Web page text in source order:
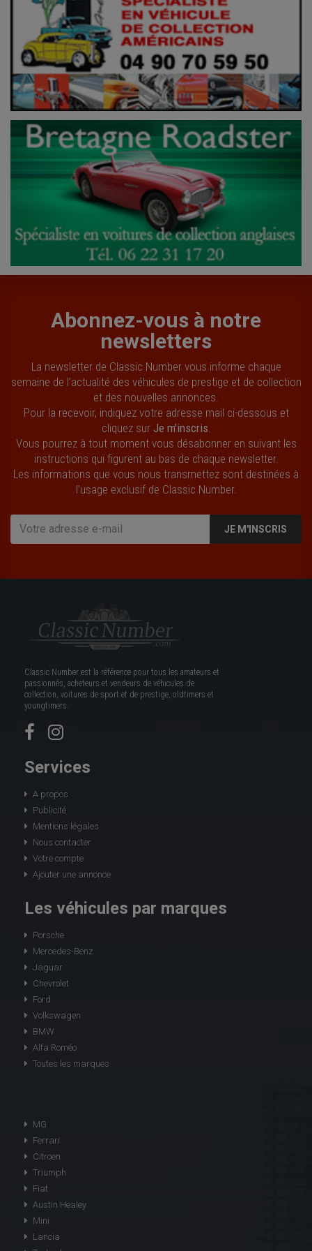
Abonnez-vous à notre
newsletters
La newsletter de Classic Number vous informe chaque
semaine de l’actualité des véhicules de prestige et de collection
et des nouvelles annonces.
Pour la recevoir, indiquez votre adresse mail ci-dessous et
cliquez sur Je m'inscris.
Vous pourrez à tout moment vous désabonner en suivant les
instructions qui figurent au bas de chaque newsletter.
Les informations que vous nous transmettez sont destinées à
l’usage exclusif de Classic Number.
JE M'INSCRIS
Classic Number est la référence pour tous les amateurs et
passionnés, acheteurs et vendeurs de véhicules de
collection, voitures de sport et de prestige, oldtimers et
youngtimers.
Services
A propos
Publicité
Mentions légales
Nous contacter
Votre compte
Ajouter une annonce
Les véhicules par marques
Porsche
Mercedes-Benz
Jaguar
Chevrolet
Ford
Volkswagen
BMW
Alfa Roméo
Toutes les marques
MG
Ferrari
Citroen
Triumph
Fiat
Austin Healey
Mini
Lancia